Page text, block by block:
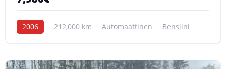
2006 212,000 km Automaattinen Bensiini